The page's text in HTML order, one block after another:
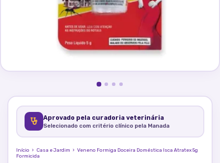
Aprovado pela curadoria veterinária
Selecionado com critério clínico pela Manada
Início › Casa e Jardim › Veneno Formiga Doceira Doméstica Isca Atratex 5g
Formicida